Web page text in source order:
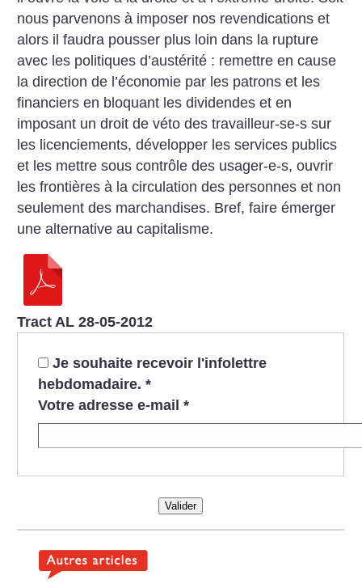
nous parvenons à imposer nos revendications et
alors il faudra pousser plus loin dans la rupture
avec les politiques d’austérité : remettre en cause
la direction de l’économie par les patrons et les
financiers en bloquant les dividendes et en
imposant un droit de véto des travailleur-se-s sur
les licenciements, développer les services publics
et les mettre sous contrôle des usager-e-s, ouvrir
les frontières à la circulation des personnes et non
seulement des marchandises. Bref, faire émerger
une alternative au capitalisme.
Tract AL 28-05-2012
Je souhaite recevoir l'infolettre
hebdomadaire. *
Votre adresse e-mail *
Valider